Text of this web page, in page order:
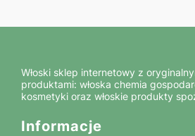
Włoski sklep internetowy z
produktami: włoska chemia
kosmetyki oraz włoskie produkty
Linki w stopce
Informacje